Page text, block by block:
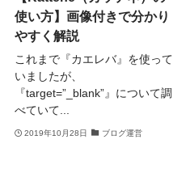
使い方】画像付きで分かり
やすく解説
これまで『カエレバ』を使って
いましたが、
『target=”_blank”』について調
べていて...
2019年10月28日 ブログ運営